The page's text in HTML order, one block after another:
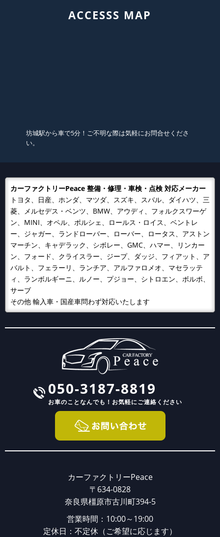
ACCESSS MAP
坊城駅から車で5分！ご不明な際は気軽にお問合せくださ
い。
カーファクトリーPeace 整備・修理・車検・点検 対応メーカー
トヨタ、日産、ホンダ、マツダ、スズキ、スバル、ダイハツ、三
菱、メルセデス・ベンツ、BMW、アウディ、フォルクスワーゲ
ン、MINI、オペル、ポルシェ、ロールス・ロイス、ベントレ
ー、ジャガー、ランドローバー、ローバー、ロータス、アストン
マーチン、キャデラック、シボレー、GMC、ハマー、リンカー
ン、フォード、クライスラー、ジープ、ダッジ、フィアット、ア
バルト、フェラーリ、ランチア、アルファロメオ、マセラッテ
ィ、ランボルギーニ、ルノー、プジョー、シトロエン、ボルボ、
サーブ
その他 輸入車・国産車問わず対応いたします
050-3187-8819
お車のことなんでも！ お気軽にご連絡ください
カーファクトリーPeace
〒634-0828
奈良県橿原市古川町394-5
営業時間：10:00～19:00
定休日：不定休（ご希望に応じます）